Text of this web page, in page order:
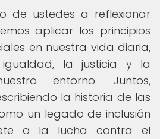
de ustedes a reflexionar
aplicar los principios
en nuestra vida diaria,
la justicia y la
entorno. Juntos,
la historia de las
un legado de inclusión
a la lucha contra el